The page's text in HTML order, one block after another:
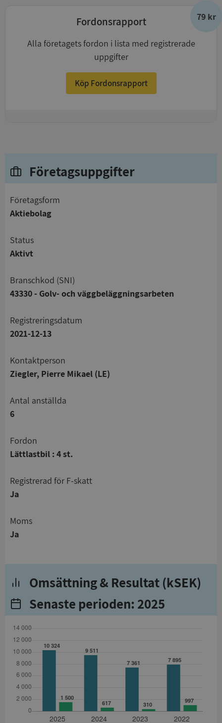
79 kr
Fordonsrapport
Alla företagets fordon i lista med registrerade
uppgifter
Köp Fordonsrapport
Företagsuppgifter
företagsform
Aktiebolag
status
Aktivt
branschkod (SNI)
43330 - Golv- och väggbeläggningsarbeten
registreringsdatum
2021-12-13
Kontaktperson
Ziegler, Pierre Mikael (LE)
Antal anställda
6
Fordon
Lättlastbil : 4 st.
registrerad för F-skatt
Ja
Moms
Ja
Omsättning & Resultat (kSEK)
Senaste perioden: 2025